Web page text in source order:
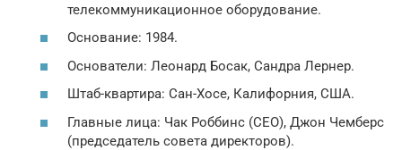
телекоммуникационное оборудование.
Основание: 1984.
Основатели: Леонард Босак, Сандра Лернер.
Штаб-квартира: Сан-Хосе, Калифорния, США.
Главные лица: Чак Роббинс (СЕО), Джон Чемберс
(председатель совета директоров).